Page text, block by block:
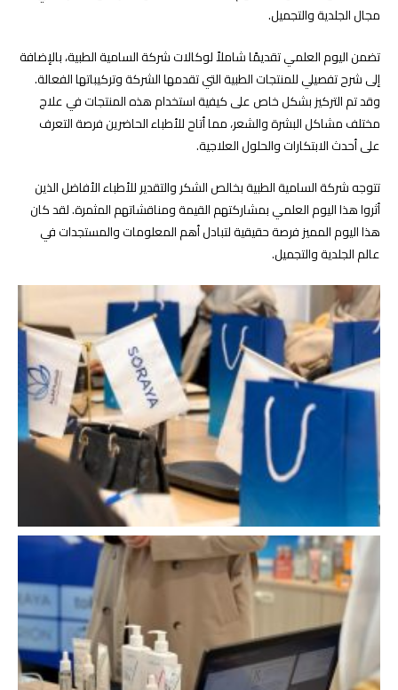
مجال الجلدية والتجميل.
تضمن اليوم العلمي تقديمًا شاملاً لوكالات شركة السامية الطبية، بالإضافة
إلى شرح تفصيلي للمنتجات الطبية التي تقدمها الشركة وتركيباتها الفعالة.
وقد تم التركيز بشكل خاص على كيفية استخدام هذه المنتجات في علاج
مختلف مشاكل البشرة والشعر، مما أتاح للأطباء الحاضرين فرصة التعرف
على أحدث الابتكارات والحلول العلاجية.
تتوجه شركة السامية الطبية بخالص الشكر والتقدير للأطباء الأفاضل الذين
أثروا هذا اليوم العلمي بمشاركتهم القيمة ومناقشاتهم المثمرة. لقد كان
هذا اليوم المميز فرصة حقيقية لتبادل أهم المعلومات والمستجدات في
عالم الجلدية والتجميل.